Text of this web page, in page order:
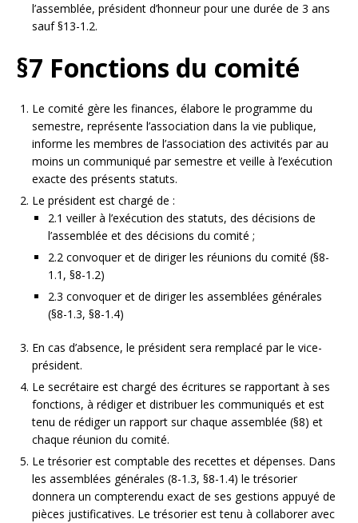
l’assemblée, président d’honneur pour une durée de 3 ans
sauf §13-1.2.
§7 Fonctions du comité
Le comité gère les finances, élabore le programme du
semestre, représente l’association dans la vie publique,
informe les membres de l’association des activités par au
moins un communiqué par semestre et veille à l’exécution
exacte des présents statuts.
Le président est chargé de :
2.1 veiller à l’exécution des statuts, des décisions de
l’assemblée et des décisions du comité ;
2.2 convoquer et de diriger les réunions du comité (§8-
1.1, §8-1.2)
2.3 convoquer et de diriger les assemblées générales
(§8-1.3, §8-1.4)
En cas d’absence, le président sera remplacé par le vice-
président.
Le secrétaire est chargé des écritures se rapportant à ses
fonctions, à rédiger et distribuer les communiqués et est
tenu de rédiger un rapport sur chaque assemblée (§8) et
chaque réunion du comité.
Le trésorier est comptable des recettes et dépenses. Dans
les assemblées générales (8-1.3, §8-1.4) le trésorier
donnera un compterendu exact de ses gestions appuyé de
pièces justificatives. Le trésorier est tenu à collaborer avec